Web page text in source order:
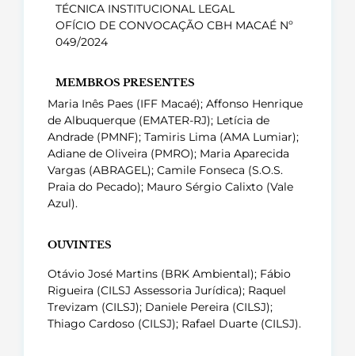
TÉCNICA INSTITUCIONAL LEGAL
OFÍCIO DE CONVOCAÇÃO CBH MACAÉ Nº
049/2024
MEMBROS PRESENTES
Maria Inês Paes (IFF Macaé); Affonso Henrique
de Albuquerque (EMATER-RJ); Letícia de
Andrade (PMNF); Tamiris Lima (AMA Lumiar);
Adiane de Oliveira (PMRO); Maria Aparecida
Vargas (ABRAGEL); Camile Fonseca (S.O.S.
Praia do Pecado); Mauro Sérgio Calixto (Vale
Azul).
OUVINTES
Otávio José Martins (BRK Ambiental); Fábio
Rigueira (CILSJ Assessoria Jurídica); Raquel
Trevizam (CILSJ); Daniele Pereira (CILSJ);
Thiago Cardoso (CILSJ); Rafael Duarte (CILSJ).